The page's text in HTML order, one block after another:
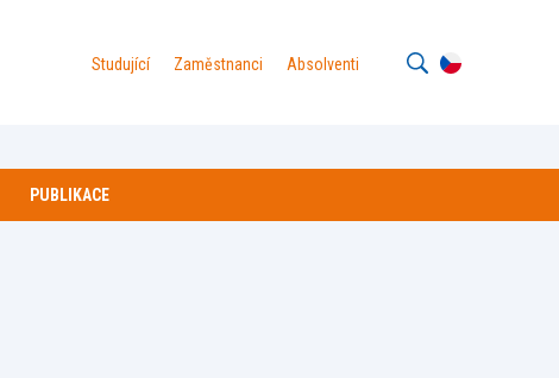
Studující Zaměstnanci Absolventi
PUBLIKACE